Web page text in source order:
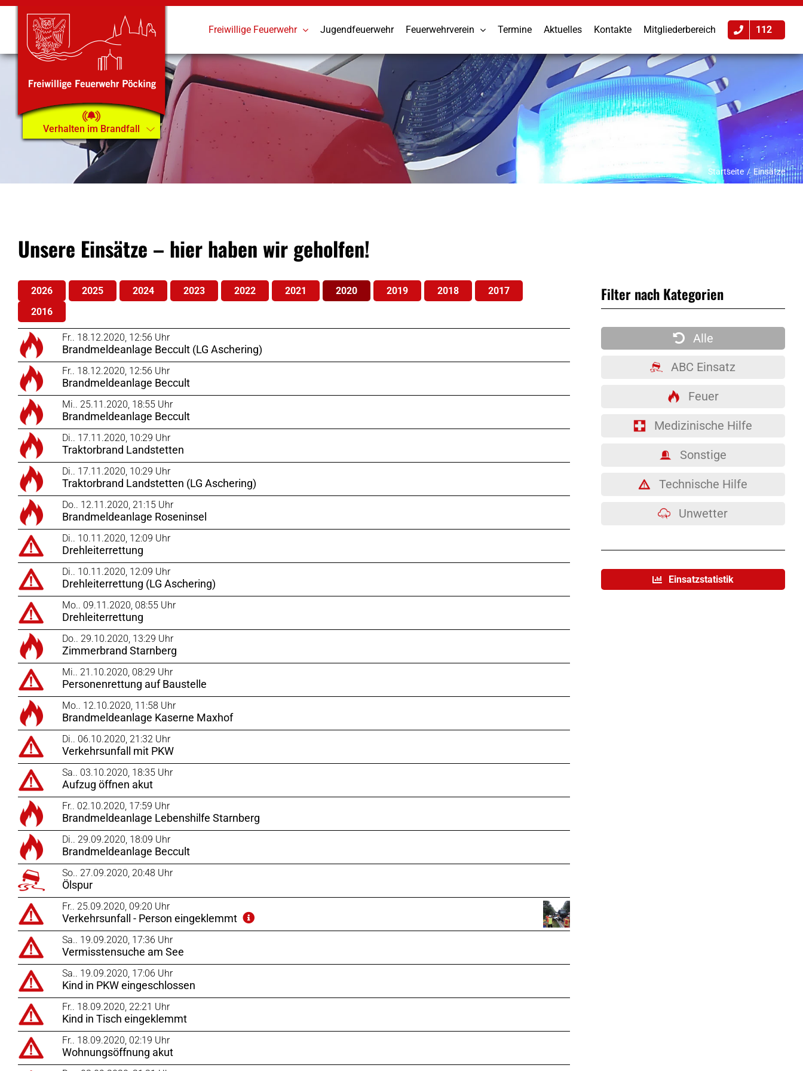
Zum
springen
Verhalten im Brandfall
Freiwillige Feuerwehr Jugendfeuerwehr Feuerwehrverein Termine Aktuelles Kontakte Mitgliederbereich 112
Startseite Einsätze
Unsere Einsätze – hier haben wir geholfen!
2026 2025 2024 2023 2022 2021 2020 2019 2018
2017
2016
Fr.. 18.12.2020, 12:56 Uhr
Brandmeldeanlage Beccult (LG Aschering)
Fr.. 18.12.2020, 12:56 Uhr
Brandmeldeanlage Beccult
Mi.. 25.11.2020, 18:55 Uhr
Brandmeldeanlage Beccult
Di.. 17.11.2020, 10:29 Uhr
Traktorbrand Landstetten
Di.. 17.11.2020, 10:29 Uhr
Traktorbrand Landstetten (LG Aschering)
Do.. 12.11.2020, 21:15 Uhr
Brandmeldeanlage Roseninsel
Di.. 10.11.2020, 12:09 Uhr
Drehleiterrettung
Di.. 10.11.2020, 12:09 Uhr
Drehleiterrettung (LG Aschering)
Mo.. 09.11.2020, 08:55 Uhr
Drehleiterrettung
Do.. 29.10.2020, 13:29 Uhr
Zimmerbrand Starnberg
Mi.. 21.10.2020, 08:29 Uhr
Personenrettung auf Baustelle
Mo.. 12.10.2020, 11:58 Uhr
Brandmeldeanlage Kaserne Maxhof
Di.. 06.10.2020, 21:32 Uhr
Verkehrsunfall mit PKW
Sa.. 03.10.2020, 18:35 Uhr
Aufzug öffnen akut
Fr.. 02.10.2020, 17:59 Uhr
Brandmeldeanlage Lebenshilfe Starnberg
Di.. 29.09.2020, 18:09 Uhr
Brandmeldeanlage Beccult
So.. 27.09.2020, 20:48 Uhr
Ölspur
Fr.. 25.09.2020, 09:20 Uhr
Verkehrsunfall - Person eingeklemmt
Sa.. 19.09.2020, 17:36 Uhr
Vermisstensuche am See
Sa.. 19.09.2020, 17:06 Uhr
Kind in PKW eingeschlossen
Fr.. 18.09.2020, 22:21 Uhr
Kind in Tisch eingeklemmt
Fr.. 18.09.2020, 02:19 Uhr
Wohnungsöffnung akut
Filter nach Kategorien
Alle
ABC Einsatz
Feuer
Medizinische Hilfe
Sonstige
Technische Hilfe
Unwetter
Einsatzstatistik